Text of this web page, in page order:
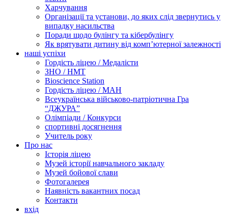
Харчування
Організації та установи, до яких слід звернутись у
випадку насильства
Поради щодо булінгу та кібербулінгу
Як врятувати дитину від комп’ютерної залежності
наші успіхи
Гордість ліцею / Медалісти
ЗНО / НМТ
Bioscience Station
Гордість ліцею / МАН
Всеукраїнська військово-патріотична Гра
“ДЖУРА”
Олімпіади / Конкурси
спортивні досягнення
Учитель року
Про нас
Історія ліцею
Музей історії навчального закладу
Музей бойової слави
Фотогалерея
Наявність вакантних посад
Контакти
вхід